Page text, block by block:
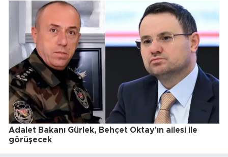
Adalet Bakanı Gürlek, Behçet Oktay'ın ailesi ile
görüşecek